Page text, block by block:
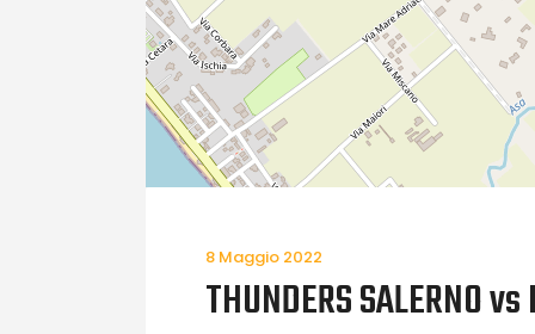
8 Maggio 2022
THUNDERS SALERNO